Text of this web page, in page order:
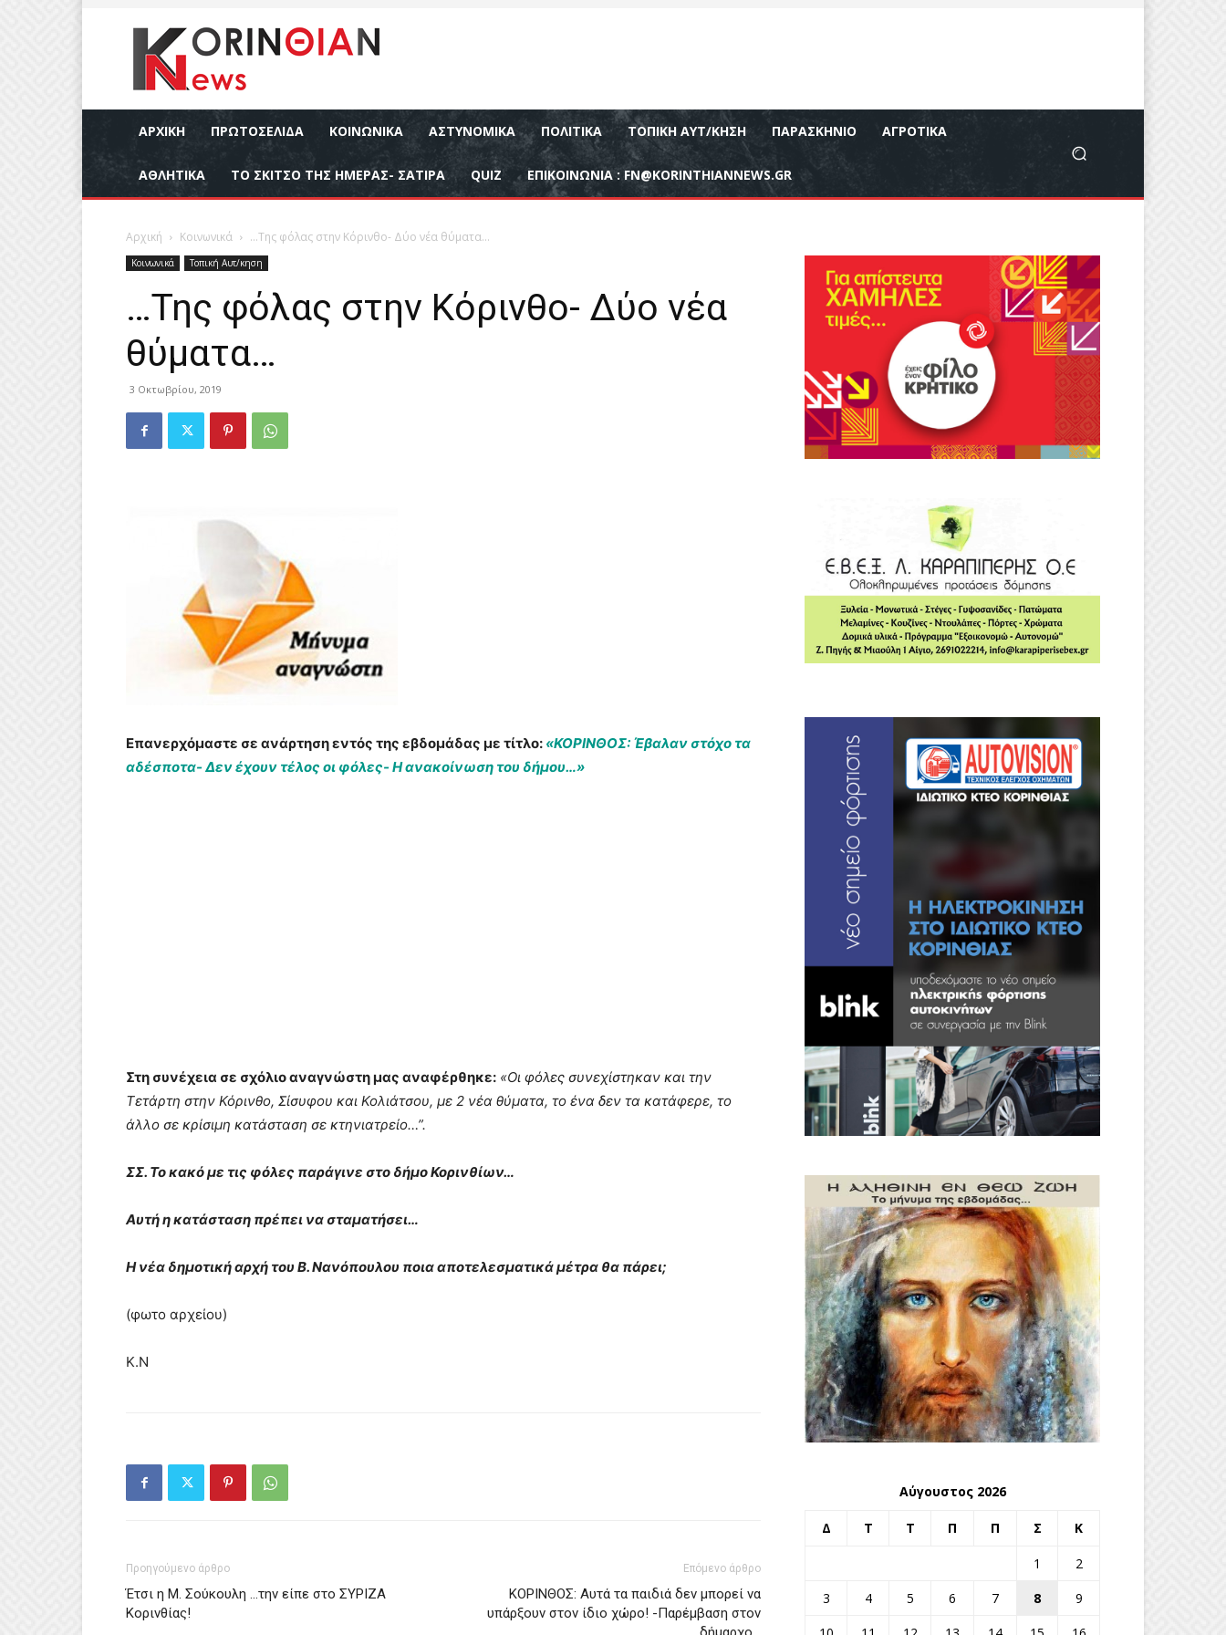
ΑΡΧΙΚΉ ΠΡΩΤΟΣΕΛΙΔΑ ΚΟΙΝΩΝΙΚΆ ΑΣΤΥΝΟΜΙΚΆ ΠΟΛΙΤΙΚΆ ΤΟΠΙΚΉ ΑΥΤ/ΚΗΣΗ ΠΑΡΑΣΚΉΝΙΟ ΑΓΡΟΤΙΚΆ
ΑΘΛΗΤΙΚΆ ΤΟ ΣΚΙΤΣΟ ΤΗΣ ΗΜΕΡΑΣ- ΣΑΤΙΡΑ QUIZ ΕΠΙΚΟΙΝΩΝΊΑ : FN@KORINTHIANNEWS.GR
Αρχική Κοινωνικά …Της φόλας στην Κόρινθο- Δύο νέα θύματα…
Κοινωνικά Τοπική Αυτ/κηση
…Της φόλας στην Κόρινθο- Δύο νέα
θύματα…
3 Οκτωβρίου, 2019
Επανερχόμαστε σε ανάρτηση εντός της εβδομάδας με τίτλο: «ΚΟΡΙΝΘΟΣ: Έβαλαν στόχο τα
αδέσποτα- Δεν έχουν τέλος οι φόλες- Η ανακοίνωση του δήμου…»
Στη συνέχεια σε σχόλιο αναγνώστη μας αναφέρθηκε: «Οι φόλες συνεχίστηκαν και την
Τετάρτη στην Κόρινθο, Σίσυφου και Κολιάτσου, με 2 νέα θύματα, το ένα δεν τα κατάφερε, το
άλλο σε κρίσιμη κατάσταση σε κτηνιατρείο…”.
ΣΣ. Το κακό με τις φόλες παράγινε στο δήμο Κορινθίων…
Αυτή η κατάσταση πρέπει να σταματήσει…
Η νέα δημοτική αρχή του Β. Νανόπουλου ποια αποτελεσματικά μέτρα θα πάρει;
(φωτο αρχείου)
Κ.Ν
Προηγούμενο άρθρο
Έτσι η Μ. Σούκουλη …την είπε στο ΣΥΡΙΖΑ
Κορινθίας!
Επόμενο άρθρο
ΚΟΡΙΝΘΟΣ: Αυτά τα παιδιά δεν μπορεί να
υπάρξουν στον ίδιο χώρο! -Παρέμβαση στον
Αύγουστος 2026
Δ Τ Τ Π Π Σ Κ
1
2
3
4 5 6 7 8
9